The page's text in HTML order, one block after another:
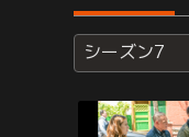
シーズン7